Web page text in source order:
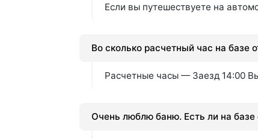
Если вы путешествуете на
Во сколько расчетный час на базе
Расчетные часы — Заезд 14:00
Очень люблю баню. Есть ли на базе